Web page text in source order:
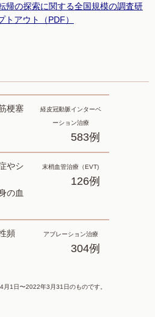
帰の探索に関する全国規模の調査研
アウト（PDF）
梗塞
経皮冠動脈インターベ
ーション治療
583例
やシ
の血
末梢血管治療（EVT)
126例
頻
アブレーション治療
304例
1日〜2022年3月31日のものです。